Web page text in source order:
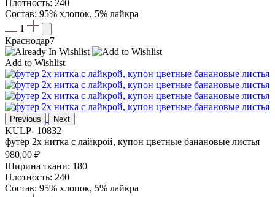
Плотность: 240
Состав: 95% хлопок, 5% лайкра
1
Краснодар7
Add to Wishlist
Previous Next
KULP- 10832
футер 2х нитка с лайкрой, купон цветные банановые листья
980,00 ₽
Ширина ткани: 180
Плотность: 240
Состав: 95% хлопок, 5% лайкра